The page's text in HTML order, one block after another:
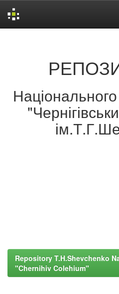
Repository T.H.Shevchenko
"Chernihiv Colehium"